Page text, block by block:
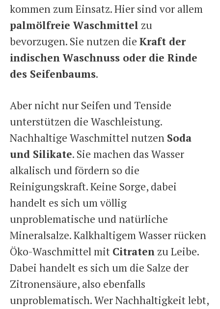
kommen zum Einsatz. Hier sind vor allem
palmölfreie Waschmittel zu
bevorzugen. Sie nutzen die Kraft der
indischen Waschnuss oder die Rinde
des Seifenbaums.
Aber nicht nur Seifen und Tenside
unterstützen die Waschleistung.
Nachhaltige Waschmittel nutzen Soda
und Silikate. Sie machen das Wasser
alkalisch und fördern so die
Reinigungskraft. Keine Sorge, dabei
handelt es sich um völlig
unproblematische und natürliche
Mineralsalze. Kalkhaltigem Wasser rücken
Öko-Waschmittel mit Citraten zu Leibe.
Dabei handelt es sich um die Salze der
Zitronensäure, also ebenfalls
unproblematisch. Wer Nachhaltigkeit lebt,